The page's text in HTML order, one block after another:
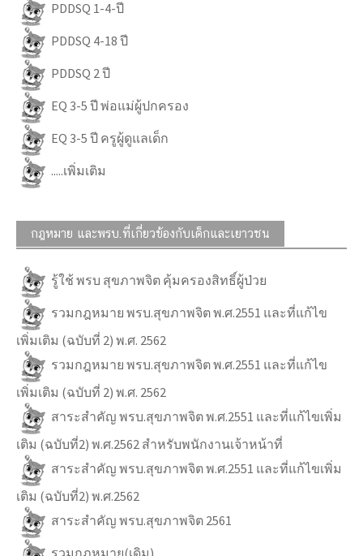
PDDSQ 1-4-ปี
PDDSQ 4-18 ปี
PDDSQ 2 ปี
EQ 3-5 ปี พ่อแม่ผู้ปกครอง
EQ 3-5 ปี ครูผู้ดูแลเด็ก
.....เพิ่มเติม
กฎหมาย และพรบ.ที่เกี่ยวข้องกับเด็กและเยาวชน
รู้ใช้ พรบ สุขภาพจิต คุ้มครองสิทธิ์ผู้ป่วย
รวมกฎหมาย พรบ.สุขภาพจิต พ.ศ.2551 และที่แก้ไข
เพิ่มเติม (ฉบับที่ 2) พ.ศ. 2562
รวมกฎหมาย พรบ.สุขภาพจิต พ.ศ.2551 และที่แก้ไข
เพิ่มเติม (ฉบับที่ 2) พ.ศ. 2562
สาระสำคัญ พรบ.สุขภาพจิต พ.ศ.2551 และที่แก้ไขเพิ่ม
เติม (ฉบับที่2) พ.ศ.2562 สำหรับพนักงานเจ้าหน้าที่
สาระสำคัญ พรบ.สุขภาพจิต พ.ศ.2551 และที่แก้ไขเพิ่ม
เติม (ฉบับที่2) พ.ศ.2562
สาระสำคัญ พรบ.สุขภาพจิต 2561